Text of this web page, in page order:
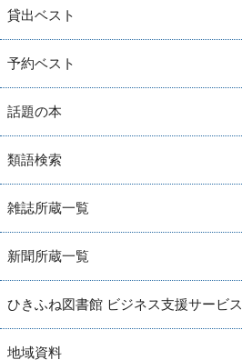
貸出ベスト
予約ベスト
話題の本
類語検索
雑誌所蔵一覧
新聞所蔵一覧
ひきふね図書館 ビジネス支援サービス
地域資料